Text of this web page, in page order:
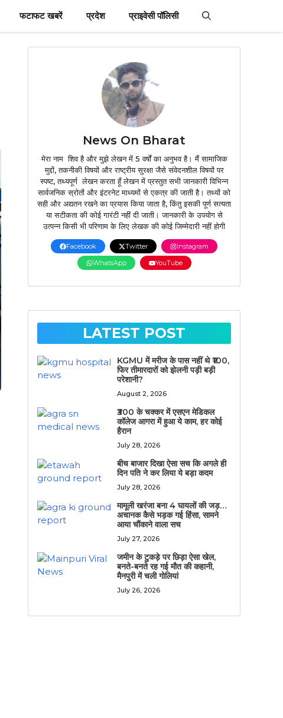
फटाफट खबरें प्रदेश प्राइवेसी पॉलिसी
News On Bharat
मेरा नाम शिव है और मुझे लेखन में 5 वर्षों का अनुभव है। मैं सामाजिक
मुद्दों, तकनीकी विषयों और राष्ट्रीय सुरक्षा जैसे संवेदनशील विषयों पर
स्पष्ट, तथ्यपूर्ण लेखन करता हूँ लेखन में प्रस्तुत सभी जानकारी विभिन्न
सार्वजनिक स्रोतों और इंटरनेट माध्यमों से एकत्र की जाती है। तथ्यों को
सही और अद्यतन रखने का प्रयास किया जाता है, किंतु इसकी पूर्ण सत्यता
या सटीकता की कोई गारंटी नहीं दी जाती। जानकारी के उपयोग से
उत्पन्न किसी भी परिणाम के लिए लेखक की कोई जिम्मेदारी नहीं होगी
Facebook Twitter
Instagram
WhatsApp
YouTube
LATEST POST
KGMU में मरीज के पास नहीं थे ₹100,
फिर तीमारदारों को झेलनी पड़ी बड़ी
परेशानी?
August 2, 2026
₹300 के चक्कर में एसएन मेडिकल
कॉलेज आगरा में हुआ ये काम, हर कोई
हैरान
July 28, 2026
बीच बाजार दिखा ऐसा सच कि अगले ही
दिन पति ने कर लिया ये बड़ा कदम
July 28, 2026
मामूली खरंजा बना 4 घायलों की जड़…
अचानक कैसे भड़क गई हिंसा, सामने
आया चौंकाने वाला सच
July 27, 2026
जमीन के टुकड़े पर छिड़ा ऐसा खेल,
बनते-बनते रह गई मौत की कहानी,
मैनपुरी में चली गोलियां
July 26, 2026